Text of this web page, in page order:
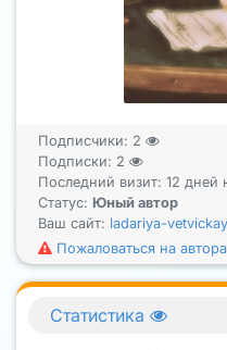
Подписчики: 2
Подписки: 2
Последний визит: 12 дней
Статус: Юный автор
Ваш сайт: ladariya-
Пожаловаться на автора
Статистика